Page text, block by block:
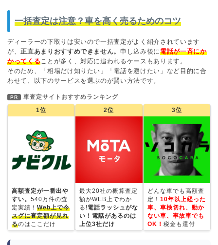
一括査定は注意？車を高く売るためのコツ
ディーラーの下取りは安いので一括査定がよく紹介されています
が、正直あまりおすすめできません。申し込み後に 電話が一斉にか
かってくる ことが多く、対応に追われるケースもあります。
そのため、「相場だけ知りたい」「電話を避けたい」など目的に合
わせて、以下のサービスを選ぶのが賢い方法です。
PR
車査定サイトおすすめランキング
1位
高額査定が一番出や
すい。 540万件の査
定実績！ Web上で今
スグに査定額が見れ
るのはここだけ
2位
最大20社の概算査定
額がWEB上でわか
る!電話ラッシュがな
い！電話があるのは
上位3社だけ
3位
どんな車でも高額査
定！ 10年以上経った
車、車検切れ、動か
ない車、事故車でも
OK！ 税金も還付